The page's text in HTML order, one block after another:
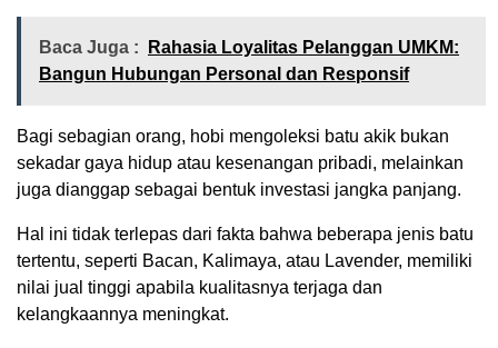
Baca Juga :
Rahasia Loyalitas Pelanggan UMKM:
Bangun Hubungan Personal dan Responsif
Bagi sebagian orang, hobi mengoleksi batu akik bukan
sekadar gaya hidup atau kesenangan pribadi, melainkan
juga dianggap sebagai bentuk investasi jangka panjang.
Hal ini tidak terlepas dari fakta bahwa beberapa jenis batu
tertentu, seperti Bacan, Kalimaya, atau Lavender, memiliki
nilai jual tinggi apabila kualitasnya terjaga dan
kelangkaannya meningkat.